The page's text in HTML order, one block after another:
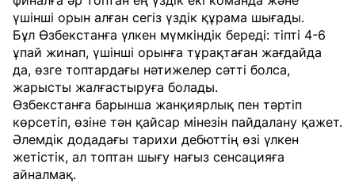
үшінші орын алған сегіз үздік құрама шығады.
Бұл Өзбекстанға үлкен мүмкіндік береді: тіпті 4-6
ұпай жинап, үшінші орынға тұрақтаған жағдайда
да, өзге топтардағы нәтижелер сәтті болса,
жарысты жалғастыруға болады.
Өзбекстанға барынша жанқиярлық пен тәртіп
көрсетіп, өзіне тән қайсар мінезін пайдалану қажет.
Әлемдік додадағы тарихи дебюттің өзі үлкен
жетістік, ал топтан шығу нағыз сенсацияға
айналмақ.